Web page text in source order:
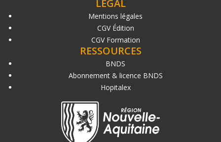
LÉGAL
Mentions légales
CGV Édition
CGV Formation
RESSOURCES
BNDS
Abonnement & licence BNDS
Hopitalex